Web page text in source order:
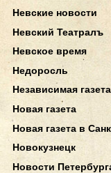
Невские новости
Невский Театралъ
Невское время
Недоросль
Независимая газета
Новая газета
Новая газета в
Новокузнецк
Новости